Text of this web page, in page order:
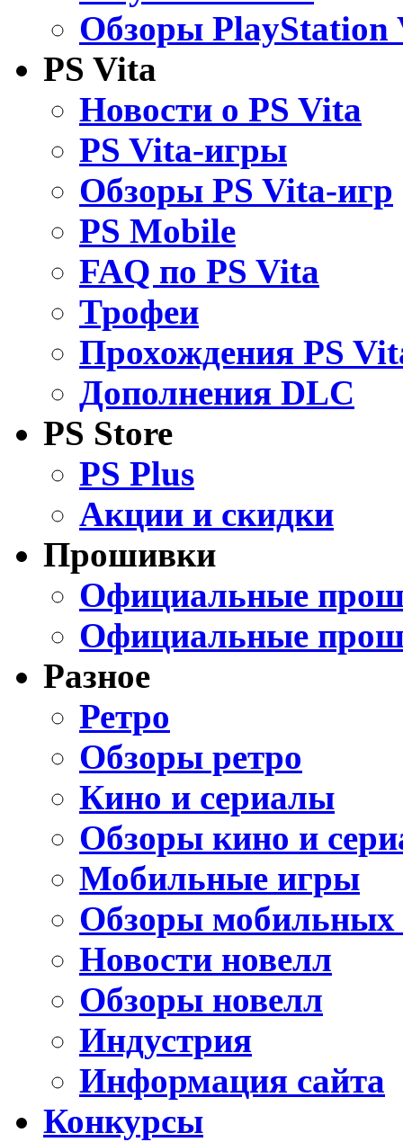
Обзоры PlayStation
PS Vita
Новости о PS Vita
PS Vita-игры
Обзоры PS Vita-игр
PS Mobile
FAQ по PS Vita
Трофеи
Прохождения PS
Дополнения DLC
PS Store
PS Plus
Акции и скидки
Прошивки
Официальные
Официальные
Разное
Ретро
Обзоры ретро
Кино и сериалы
Обзоры кино и
Мобильные игры
Обзоры мобильных
Новости новелл
Обзоры новелл
Индустрия
Информация сайта
Конкурсы